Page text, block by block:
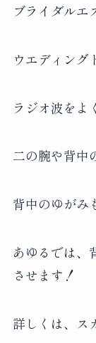
ブライダルエ
ウエディング
ラジオ波をよ
二の腕や背中
背中のゆがみ
あゆるでは、
させます！
詳しくは、ス